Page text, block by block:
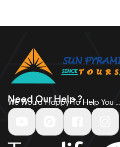
Need Our Help ?
We Would Happy To Help You ...